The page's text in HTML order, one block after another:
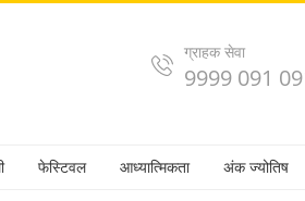
ग्राहक सेवा
9999 091
फेस्टिवल आध्यात्मिकता अंक ज्योतिष